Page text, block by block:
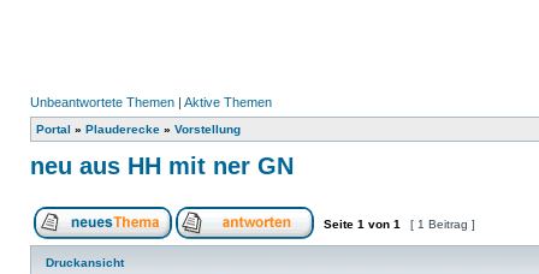
Unbeantwortete Themen | Aktive Themen
Portal » Plauderecke » Vorstellung
neu aus HH mit ner GN
Seite 1 von 1 [ 1 Beitrag ]
Druckansicht